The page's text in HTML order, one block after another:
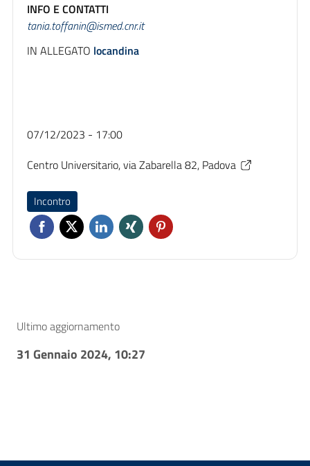
INFO E CONTATTI
tania.toffanin@ismed.cnr.it
IN ALLEGATO locandina
07/12/2023 - 17:00
Centro Universitario, via Zabarella 82, Padova
Incontro
Ultimo aggiornamento
31 Gennaio 2024, 10:27